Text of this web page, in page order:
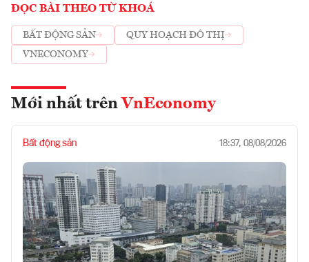
ĐỌC BÀI THEO TỪ KHOÁ
BẤT ĐỘNG SẢN
QUY HOẠCH ĐÔ THỊ
VNECONOMY
Mới nhất trên VnEconomy
Bất động sản 18:37, 08/08/2026